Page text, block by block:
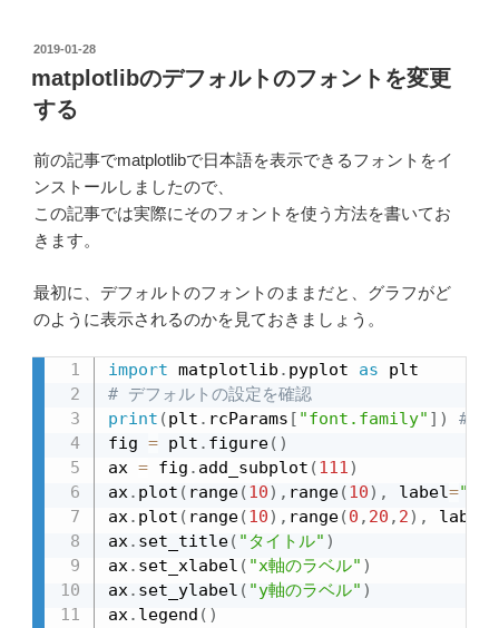
c
e
b
o
o
k
er
bl
投
日:
2019-01-28
matplotlibのデフォルトのフォントを変更
する
前の記事でmatplotlibで日本語を表示できるフォントをイ
ンストールしましたので、
この記事では実際にそのフォントを使う方法を書いてお
きます。
最初に、デフォルトのフォントのままだと、グラフがど
のように表示されるのかを見ておきましょう。
import matplotlib . pyplot as
# デフォルトの設定を確認
print (plt . rcParams [ "font.family" ] )
#
fig = plt . figure( )
ax = fig . add_subplot (111)
ax. plot ( range(10) , range(10) , label="デ
ax. plot ( range(10) , range(0 , 20 , 2) , label
ax. set_title( "タイトル" )
ax. set_xlabel ( "x軸のラベル" )
ax. set_ylabel ( "y軸のラベル" )
ax. legend ( )